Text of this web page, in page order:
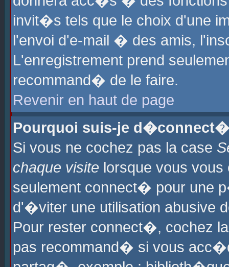
invit�s tels que le choix d'une
l'envoi d'e-mail � des amis,
L'enregistrement prend
recommand� de le faire.
Revenir en haut de page
Pourquoi suis-je
Si vous ne cochez pas la case
chaque visite lorsque vous
seulement connect� pour une
d'�viter une utilisation abusive
Pour rester connect�, cochez
pas recommand� si vous